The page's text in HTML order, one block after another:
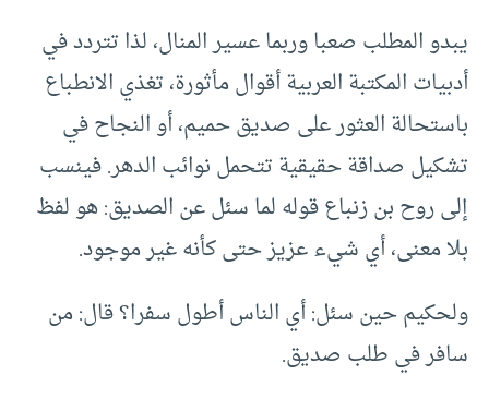
يبدو المطلب صعبا وربما عسير المنال، لذا تتردد في
أدبيات المكتبة العربية أقوال مأثورة، تغذي الانطباع
باستحالة العثور على صديق حميم، أو النجاح في
تشكيل صداقة حقيقية تتحمل نوائب الدهر. فينسب
إلى روح بن زنباع قوله لما سئل عن الصديق: هو لفظ
بلا معنى، أي شيء عزيز حتى كأنه غير موجود.
ولحكيم حين سئل: أي الناس أطول سفرا؟ قال: من
سافر في طلب صديق.